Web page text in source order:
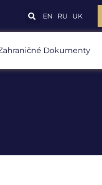
EN RU UK
Dokumenty